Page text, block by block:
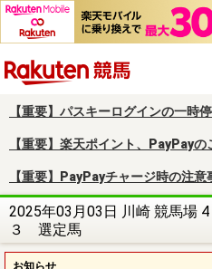
【重要】パスキーログインの一時
【重要】楽天ポイント、PayPay
【重要】PayPayチャージ時の注意
2025年03月03日 川崎 競馬場
３ 選定馬
お知らせ